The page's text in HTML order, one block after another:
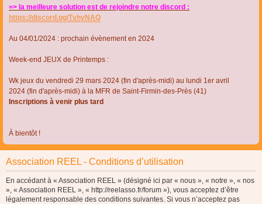
=> la meilleure solution est de rejoindre notre discord :
https://discord.gg/TvhyNAQ
Au 04/01/2024 : prochain évènement en 2024
Week-end JEUX de Printemps :
Wk jeux du vendredi 29 mars 2024 (fin d'après-midi) au lundi 1er avril
2024 (fin d'après-midi) à la MFR de Saint-Firmin-des-Près (41)
Inscriptions à venir plus tard
À bientôt !
Association REEL - Conditions d’utilisation
En accédant à « Association REEL » (désigné ici par « nous », « notre », « nos
», « Association REEL », « http://reelasso.fr/forum »), vous acceptez d’être
légalement responsable des conditions suivantes. Si vous n’acceptez pas